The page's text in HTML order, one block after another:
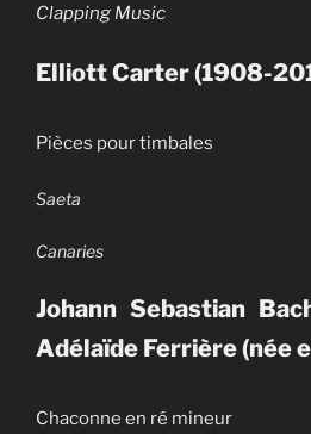
Clapping Music
Elliott Carter (1908-
Pièces pour timbales
Saeta
Canaries
Johann Sebastian
Adélaïde Ferrière (née
Chaconne en ré mineur